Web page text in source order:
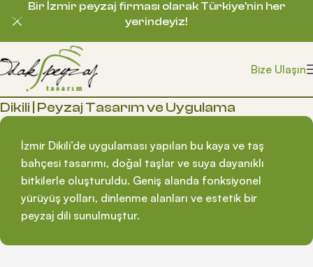
Skip to navigation
Bize Ulaşın
Dikili | Peyzaj Tasarım ve Uygulama
İzmir Dikili’de uygulaması yapılan bu kaya ve taş
bahçesi tasarımı, doğal taşlar ve suya dayanıklı
bitkilerle oluşturuldu. Geniş alanda fonksiyonel
yürüyüş yolları, dinlenme alanları ve estetik bir
peyzaj dili sunulmuştur.
Bir İzmir peyzaj firması olarak Türkiye’nin her
yerindeyiz!